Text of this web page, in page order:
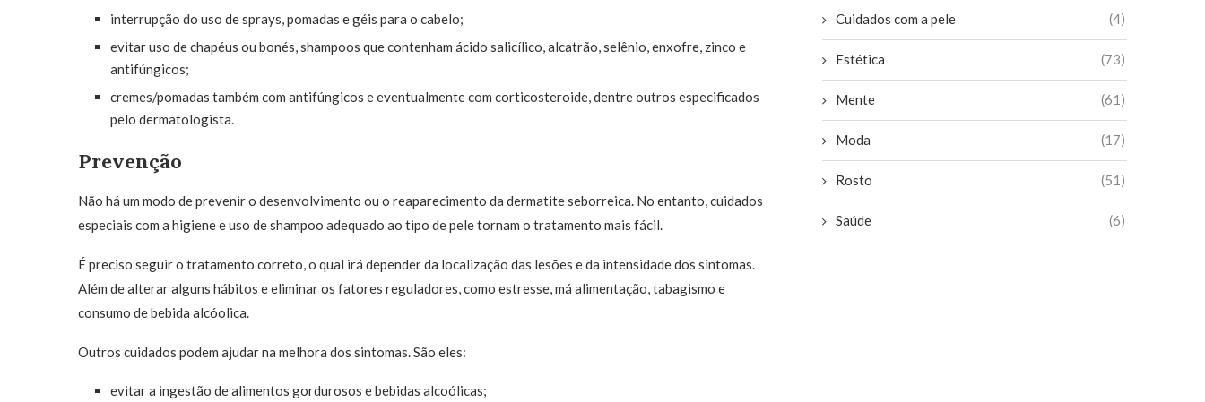
interrupção do uso de sprays, pomadas e géis para o cabelo;
evitar uso de chapéus ou bonés, shampoos que contenham ácido salicílico, alcatrão, selênio, enxofre, zinco e
antifúngicos;
cremes/pomadas também com antifúngicos e eventualmente com corticosteroide, dentre outros especificados
pelo dermatologista.
Prevenção
Não há um modo de prevenir o desenvolvimento ou o reaparecimento da dermatite seborreica. No entanto, cuidados
especiais com a higiene e uso de shampoo adequado ao tipo de pele tornam o tratamento mais fácil.
É preciso seguir o tratamento correto, o qual irá depender da localização das lesões e da intensidade dos sintomas.
Além de alterar alguns hábitos e eliminar os fatores reguladores, como estresse, má alimentação, tabagismo e
consumo de bebida alcóolica.
Outros cuidados podem ajudar na melhora dos sintomas. São eles:
evitar a ingestão de alimentos gordurosos e bebidas alcoólicas;
Cuidados com a pele (4)
Estética (73)
Mente (61)
Moda (17)
Rosto (51)
Saúde (6)